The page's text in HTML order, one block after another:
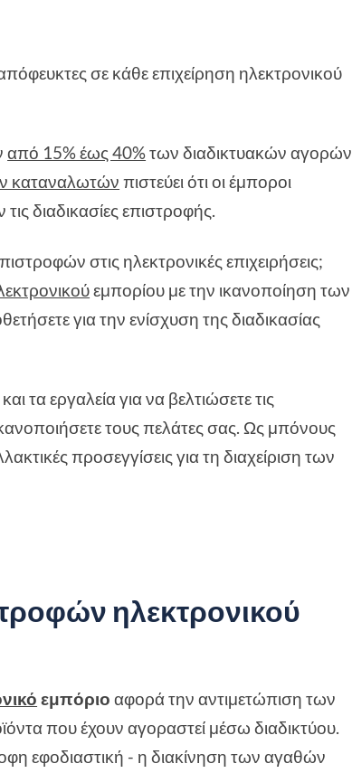
σε κάθε επιχείρηση ηλεκτρονικού
από 15% έως 40%των διαδικτυακών αγορών
καταναλωτών πιστεύει ότι οι έμποροι
διαδικασίες επιστροφής.
στις ηλεκτρονικές επιχειρήσεις;
εμπορίου με την ικανοποίηση των
για την ενίσχυση της διαδικασίας
τα εργαλεία για να βελτιώσετε τις
τους πελάτες σας. Ως μπόνους
προσεγγίσεις για τη διαχείριση των
ηλεκτρονικού
εμπόριο αφορά την αντιμετώπιση των
που έχουν αγοραστεί μέσω διαδικτύου.
εφοδιαστική - η διακίνηση των αγαθών